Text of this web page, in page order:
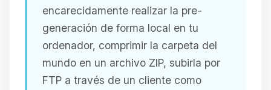
encarecidamente realizar la pre-
generación de forma local en tu
ordenador, comprimir la carpeta del
mundo en un archivo ZIP, subirla por
FTP a través de un cliente como